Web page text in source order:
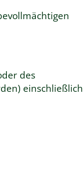
des
einschließlich